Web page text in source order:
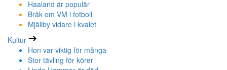
Haaland är populär
Bråk om VM i fotboll
Mjällby vidare i kvalet
Kultur
Hon var viktig för många
Stor tävling för körer